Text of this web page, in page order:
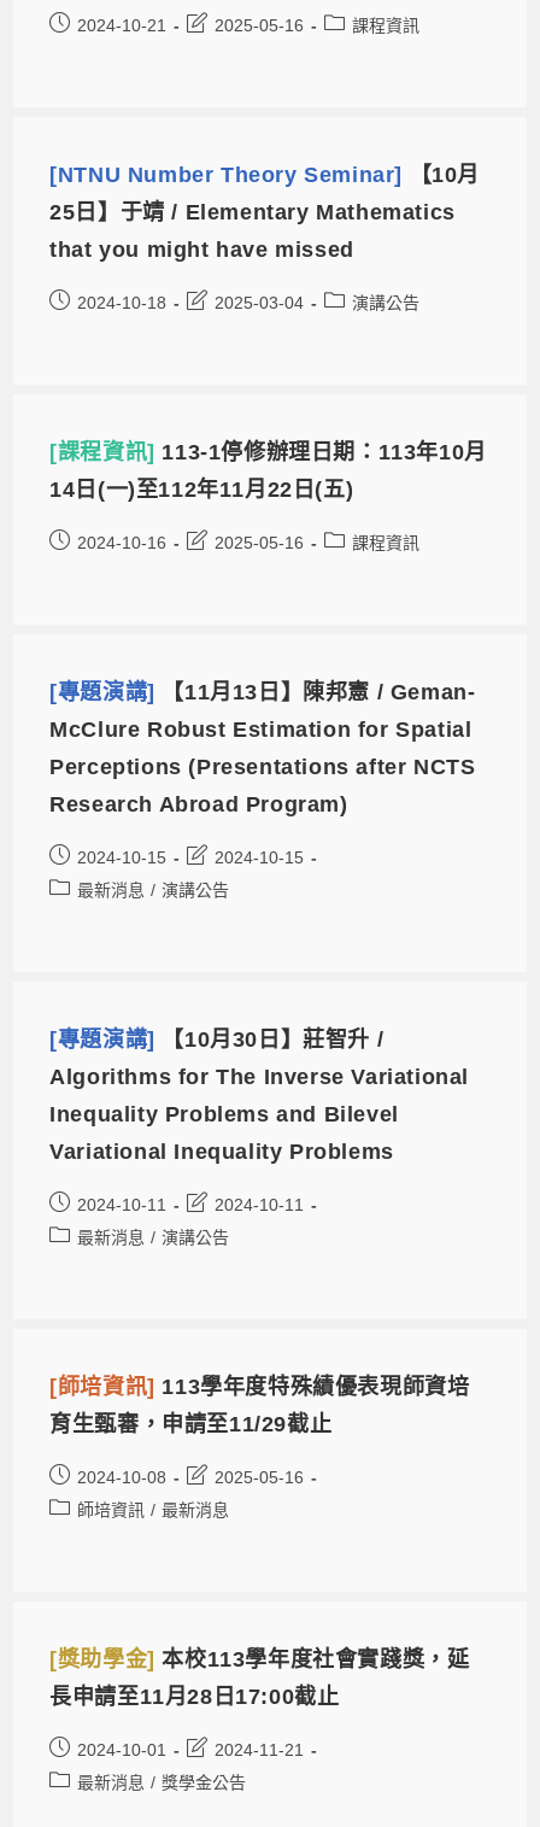
2024-10-21 2025-05-16 課程資訊
[NTNU Number Theory Seminar]
【10月
25日】于靖 / Elementary Mathematics
that you might have missed
2024-10-18 2025-03-04 演講公告
[課程資訊] 113-1停修辦理日期：113年10月
14日(一)至112年11月22日(五)
2024-10-16 2025-05-16 課程資訊
[專題演講]
【11月13日】陳邦憲 / Geman-
McClure Robust Estimation for Spatial
Perceptions (Presentations after NCTS
Research Abroad Program)
2024-10-15
2024-10-15
最新消息 / 演講公告
[專題演講]
【10月30日】莊智升 /
Algorithms for The Inverse Variational
Inequality Problems and Bilevel
Variational Inequality Problems
2024-10-11
2024-10-11
最新消息 / 演講公告
[師培資訊] 113學年度特殊績優表現師資培
育生甄審，申請至11/29截止
2024-10-08
2025-05-16
師培資訊 / 最新消息
[獎助學金]本校113學年度社會實踐獎，延
長申請至11月28日17:00截止
2024-10-01
2024-11-21
最新消息 / 獎學金公告